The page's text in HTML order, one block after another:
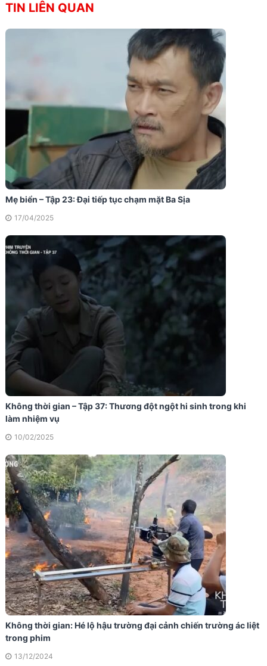
TIN LIÊN QUAN
Mẹ biển – Tập 23: Đại tiếp tục chạm mặt Ba Sịa
17/04/2025
Không thời gian – Tập 37: Thương đột ngột hi sinh trong khi
làm nhiệm vụ
10/02/2025
Không thời gian: Hé lộ hậu trường đại cảnh chiến trường ác liệt
trong phim
13/12/2024